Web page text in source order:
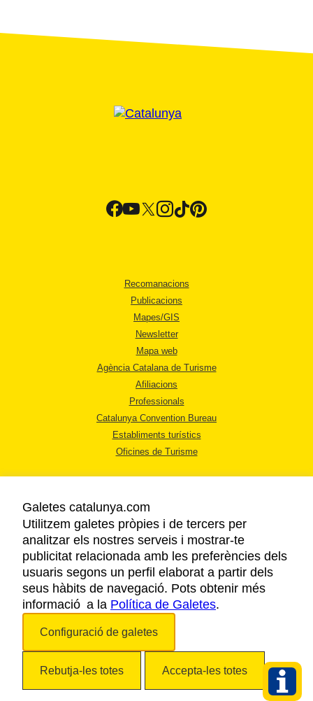
Recomanacions
Publicacions
Mapes/GIS
Newsletter
Mapa web
Agència Catalana de Turisme
Afiliacions
Professionals
Catalunya Convention Bureau
Establiments turístics
Oficines de Turisme
AVÍS LEGAL
POLÍTICA DE PRIVACITAT
COOKIES
ACCESSIBILITAT
Galetes catalunya.com
Utilitzem galetes pròpies i de tercers per
analitzar els nostres serveis i mostrar-te
publicitat relacionada amb les preferències dels
usuaris segons un perfil elaborat a partir dels
seus hàbits de navegació. Pots obtenir més
informació a la Política de Galetes.
Configuració de galetes
Rebutja-les totes Accepta-les totes